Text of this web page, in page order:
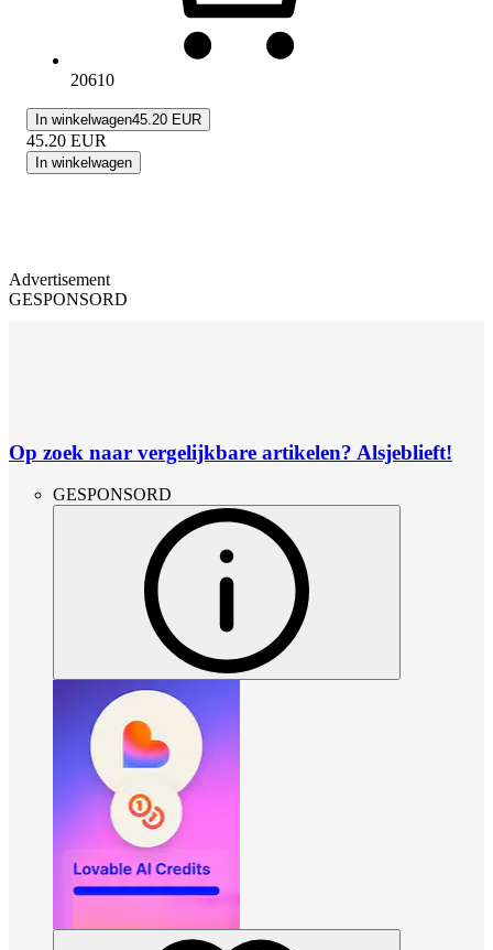
20610
In winkelwagen45.20 EUR
45.20 EUR
In winkelwagen
Advertisement
GESPONSORD
Op zoek naar vergelijkbare artikelen? Alsjeblieft!
GESPONSORD